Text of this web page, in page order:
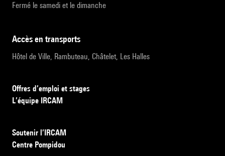
Fermé le samedi et le dimanche
accès en transports
Hôtel de Ville, Rambuteau, Châtelet, Les Halles
Offres d’emploi et stages
L’équipe IRCAM
Soutenir l’IRCAM
Centre Pompidou